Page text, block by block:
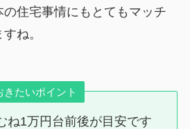
住宅事情にもとてもマッチ
ね。
たいポイント
ね1万円台前後が目安です